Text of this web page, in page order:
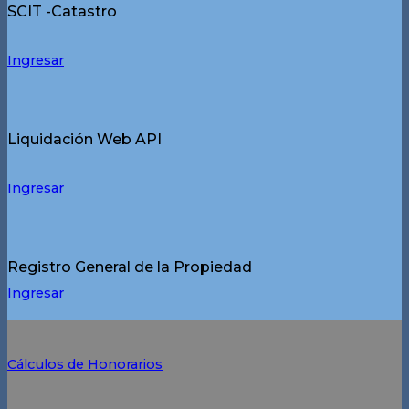
SCIT -Catastro
Ingresar
Liquidación Web API
Ingresar
Registro General de la Propiedad
Ingresar
Cálculos de Honorarios